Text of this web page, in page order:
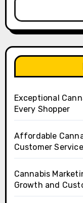
Exceptional
Every Shopper
Affordable
Customer Service
Cannabis
Growth and